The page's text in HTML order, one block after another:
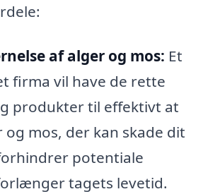
af alger og mos: Et
firma vil have de rette
produkter til effektivt at
mos, der kan skade dit
potentiale
tagets levetid.